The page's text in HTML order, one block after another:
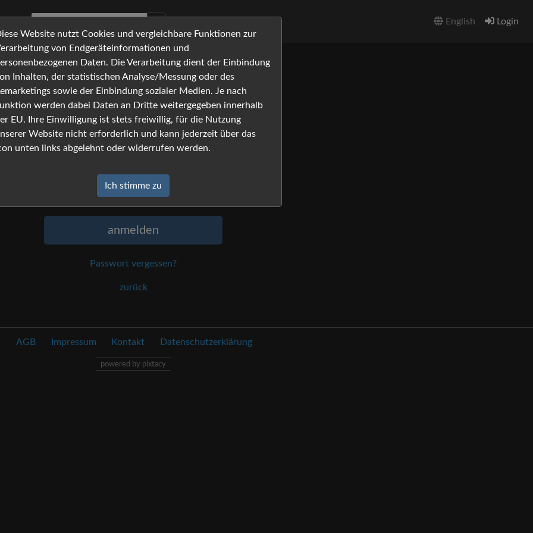
English Login
Anmeldung
Um sich anzumelden, geben Sie Namen
und Passwort ein, und klicken Sie auf
»anmelden«.
Passwort
anmelden
Passwort vergessen?
zurück
Website nutzt Cookies und vergleichbare Funktionen zur
von Endgeräteinformationen und
Daten. Die Verarbeitung dient der Einbindung
Inhalten, der statistischen Analyse/Messung oder des
sowie der Einbindung sozialer Medien. Je nach
werden dabei Daten an Dritte weitergegeben innerhalb
EU. Ihre Einwilligung ist stets freiwillig, für die Nutzung
Website nicht erforderlich und kann jederzeit über das
unten links abgelehnt oder widerrufen werden.
Ich stimme zu
AGB Impressum Kontakt Datenschutzerklärung
powered by pixtacy